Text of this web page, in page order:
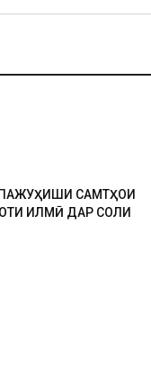
САМТҲОИ
ИЛМӢ ДАР СОЛИ